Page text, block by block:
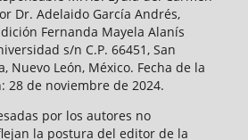
Dr. Adelaido García Andrés,
Fernanda Mayela Alanís
s/n C.P. 66451, San
Nuevo León, México. Fecha de la
28 de noviembre de 2024.
por los autores no
la postura del editor de la